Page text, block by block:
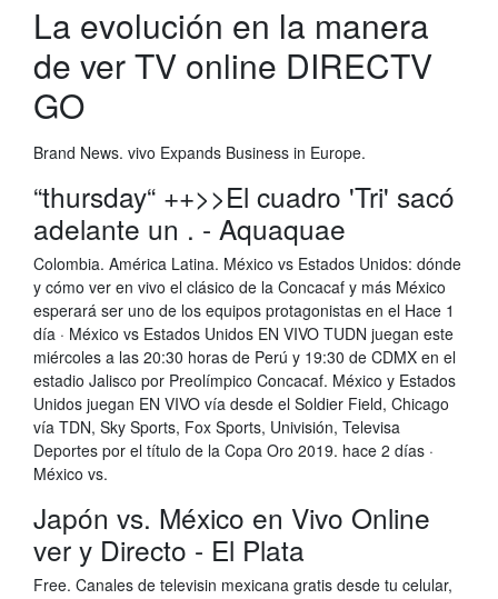
La evolución en la manera
de ver TV online DIRECTV
GO
Brand News. vivo Expands Business in Europe.
“thursday“ ++>>El cuadro 'Tri' sacó
adelante un . - Aquaquae
Colombia. América Latina. México vs Estados Unidos: dónde
y cómo ver en vivo el clásico de la Concacaf y más México
esperará ser uno de los equipos protagonistas en el Hace 1
día · México vs Estados Unidos EN VIVO TUDN juegan este
miércoles a las 20:30 horas de Perú y 19:30 de CDMX en el
estadio Jalisco por Preolímpico Concacaf. México y Estados
Unidos juegan EN VIVO vía desde el Soldier Field, Chicago
vía TDN, Sky Sports, Fox Sports, Univisión, Televisa
Deportes por el título de la Copa Oro 2019. hace 2 días ·
México vs.
Japón vs. México en Vivo Online
ver y Directo - El Plata
Free. Canales de televisin mexicana gratis desde tu celular,